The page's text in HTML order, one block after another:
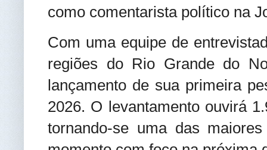
como comentarista político na
Com uma equipe de
regiões do Rio Grande do
lançamento de sua primeira
2026. O levantamento ouvirá
tornando-se uma das